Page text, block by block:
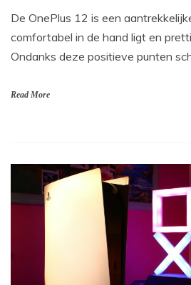
De OnePlus 12 is een
comfortabel in de hand ligt en
Ondanks deze positieve punten
Read More